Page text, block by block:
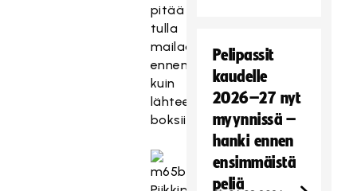
pitää
tulla
mailaa
ennen
kuin
lähtee
boksiin.
Pelipassit
kaudelle
2026–27 nyt
myynnissä –
hanki ennen
ensimmäistä
peliä